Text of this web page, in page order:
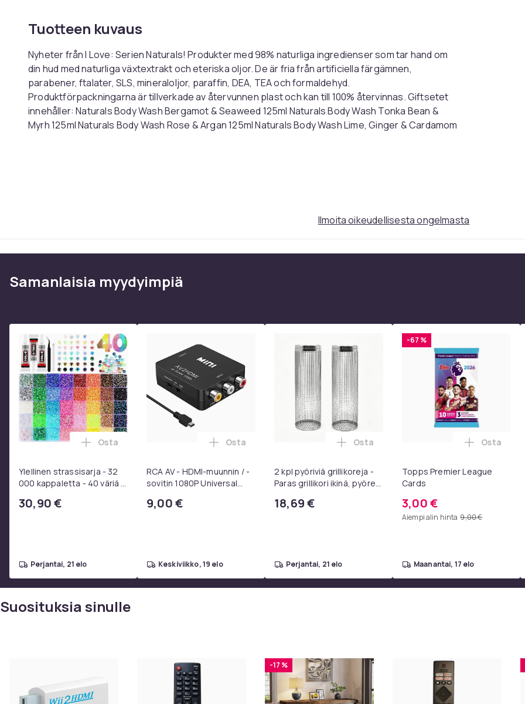
Tuotteen kuvaus
Nyheter från I Love: Serien Naturals! Produkter med 98% naturliga ingredienser som tar hand om
din hud med naturliga växtextrakt och eteriska oljor. De är fria från artificiella färgämnen,
parabener, ftalater, SLS, mineraloljor, paraffin, DEA, TEA och formaldehyd.
Produktförpackningarna är tillverkade av återvunnen plast och kan till 100% återvinnas. Giftsetet
innehåller: Naturals Body Wash Bergamot & Seaweed 125ml Naturals Body Wash Tonka Bean &
Myrh 125ml Naturals Body Wash Rose & Argan 125ml Naturals Body Wash Lime, Ginger & Cardamom
Ilmoita oikeudellisesta ongelmasta
Samanlaisia ​​myydyimpiä
Ylellinen strassisarja - 32
000 kappaletta - 40 väriä -
strassit - koko 3mm - Liima
30,90 €
Lisää Ylellinen strassisarja - 32 000 kappaletta - 40 väriä - Strassit laatikossa - DIY-strassit - koko
Osta
perjantai, 21 elo
RCA AV - HDMI-muunnin / -
sovitin 1080P Universal
9,00 €
Lisää RCA AV - HDMI-muunnin / -sovitin 1080P Universal Musta
Osta
keskiviikko, 19 elo
2 kpl pyöriviä grillikoreja -
Paras grillikori ikinä, pyöreä
teräksestä valmistettu
18,69 €
Lisää 2 kpl pyöriviä grillikoreja - Paras
Osta
perjantai, 21 elo
-67 %
Topps Premier League
Cards
3,00 €
Aiempi alin hinta 9,00 €
Lisää
Osta
maanantai, 17 elo
Suosituksia sinulle
-17 %